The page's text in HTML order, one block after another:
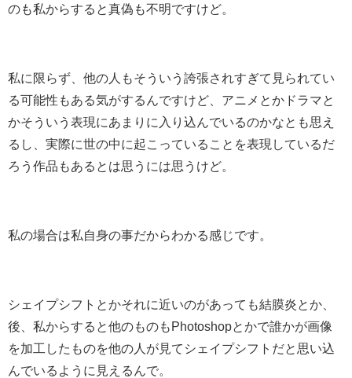
のも私からすると真偽も不明ですけど。
私に限らず、他の人もそういう誇張されすぎて見られてい
る可能性もある気がするんですけど、アニメとかドラマと
かそういう表現にあまりに入り込んでいるのかなとも思え
るし、実際に世の中に起こっていることを表現しているだ
ろう作品もあるとは思うには思うけど。
私の場合は私自身の事だからわかる感じです。
シェイプシフトとかそれに近いのがあっても結膜炎とか、
後、私からすると他のものもPhotoshopとかで誰かが画像
を加工したものを他の人が見てシェイプシフトだと思い込
んでいるように見えるんで。